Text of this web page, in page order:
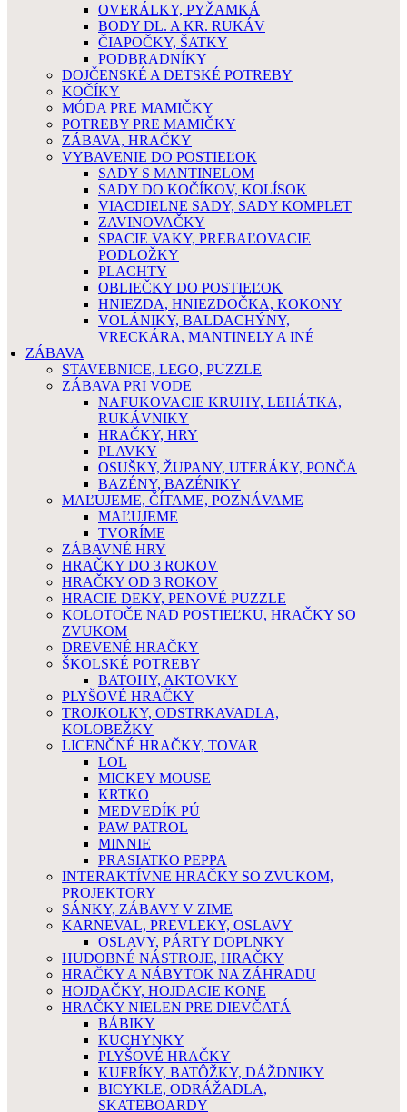
OVERÁLKY, PYŽAMKÁ
BODY DL. A KR. RUKÁV
ČIAPOČKY, ŠATKY
PODBRADNÍKY
DOJČENSKÉ A DETSKÉ POTREBY
KOČÍKY
MÓDA PRE MAMIČKY
POTREBY PRE MAMIČKY
ZÁBAVA, HRAČKY
VYBAVENIE DO POSTIEĽOK
SADY S MANTINELOM
SADY DO KOČÍKOV, KOLÍSOK
VIACDIELNE SADY, SADY KOMPLET
ZAVINOVAČKY
SPACIE VAKY, PREBAĽOVACIE
PODLOŽKY
PLACHTY
OBLIEČKY DO POSTIEĽOK
HNIEZDA, HNIEZDOČKA, KOKONY
VOLÁNIKY, BALDACHÝNY,
VRECKÁRA, MANTINELY A INÉ
ZÁBAVA
STAVEBNICE, LEGO, PUZZLE
ZÁBAVA PRI VODE
NAFUKOVACIE KRUHY, LEHÁTKA,
RUKÁVNIKY
HRAČKY, HRY
PLAVKY
OSUŠKY, ŽUPANY, UTERÁKY, PONČA
BAZÉNY, BAZÉNIKY
MAĽUJEME, ČÍTAME, POZNÁVAME
MAĽUJEME
TVORÍME
ZÁBAVNÉ HRY
HRAČKY DO 3 ROKOV
HRAČKY OD 3 ROKOV
HRACIE DEKY, PENOVÉ PUZZLE
KOLOTOČE NAD POSTIEĽKU, HRAČKY SO
ZVUKOM
DREVENÉ HRAČKY
ŠKOLSKÉ POTREBY
BATOHY, AKTOVKY
PLYŠOVÉ HRAČKY
TROJKOLKY, ODSTRKAVADLA,
KOLOBEŽKY
LICENČNÉ HRAČKY, TOVAR
LOL
MICKEY MOUSE
KRTKO
MEDVEDÍK PÚ
PAW PATROL
MINNIE
PRASIATKO PEPPA
INTERAKTÍVNE HRAČKY SO ZVUKOM,
PROJEKTORY
SÁNKY, ZÁBAVY V ZIME
KARNEVAL, PREVLEKY, OSLAVY
OSLAVY, PÁRTY DOPLNKY
HUDOBNÉ NÁSTROJE, HRAČKY
HRAČKY A NÁBYTOK NA ZÁHRADU
HOJDAČKY, HOJDACIE KONE
HRAČKY NIELEN PRE DIEVČATÁ
BÁBIKY
KUCHYNKY
PLYŠOVÉ HRAČKY
KUFRÍKY, BATÔŽKY, DÁŽDNIKY
BICYKLE, ODRÁŽADLA,
SKATEBOARDY